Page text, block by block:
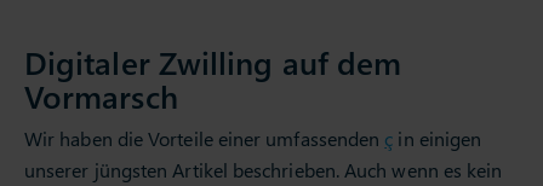
Digitaler Zwilling auf dem
Vormarsch
Wir haben die Vorteile einer umfassenden ç in einigen
unserer jüngsten Artikel beschrieben. Auch wenn es kein